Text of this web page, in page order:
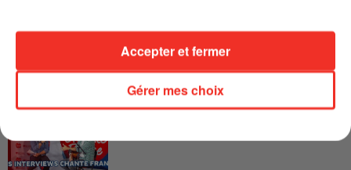
INTERVIEW CHANTE FRANCE AVEC
VIANNEY
Gérer mes choix
Accepter et fermer